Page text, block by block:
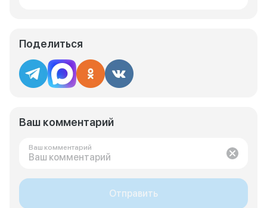
Поделиться
Ваш комментарий
Ваш комментарий
Отправить